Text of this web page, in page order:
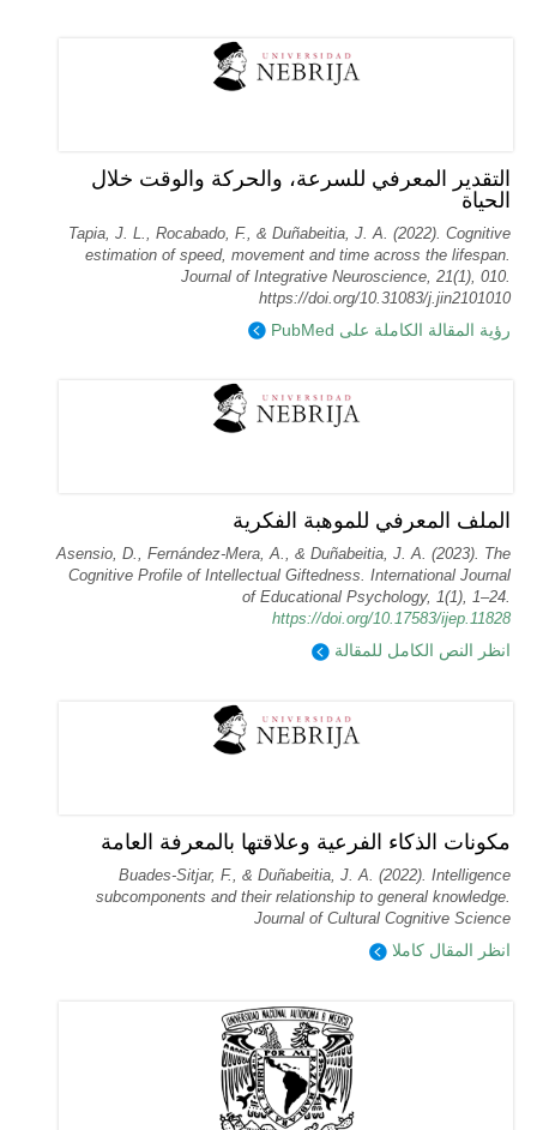
التقدير المعرفي للسرعة، والحركة والوقت خلال
الحياة
Tapia, J. L., Rocabado, F., & Duñabeitia, J. A. (2022). Cognitive
estimation of speed, movement and time across the lifespan.
Journal of Integrative Neuroscience, 21(1), 010.
https://doi.org/10.31083/j.jin2101010
رؤية المقالة الكاملة على PubMed
الملف المعرفي للموهبة الفكرية
Asensio, D., Fernández-Mera, A., & Duñabeitia, J. A. (2023). The
Cognitive Profile of Intellectual Giftedness. International Journal
of Educational Psychology, 1(1), 1–24.
https://doi.org/10.17583/ijep.11828
انظر النص الكامل للمقالة
مكونات الذكاء الفرعية وعلاقتها بالمعرفة العامة
Buades-Sitjar, F., & Duñabeitia, J. A. (2022). Intelligence
subcomponents and their relationship to general knowledge.
Journal of Cultural Cognitive Science
انظر المقال كاملا